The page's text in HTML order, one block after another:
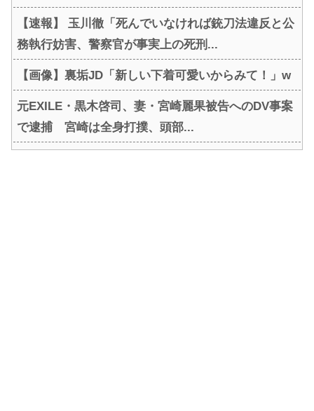
【速報】 玉川徹「死んでいなければ銃刀法違反と公
務執行妨害、警察官が事実上の死刑...
【画像】裏垢JD「新しい下着可愛いからみて！」w
元EXILE・黒木啓司、妻・宮崎麗果被告へのDV事案
で逮捕 宮崎は全身打撲、頭部...